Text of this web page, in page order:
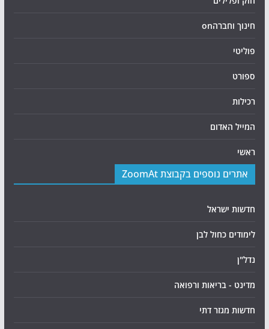
חינוך וחברהon
פוליטי
ספורט
רכילות
המייל האדום
ראשי
אתרים נוספים בקבוצת ZoomAt
חדשות ישראל
לימודים כחול לבן
נדל"ן
מדינט - בריאות ורפואה
חדשות מגזר דתי